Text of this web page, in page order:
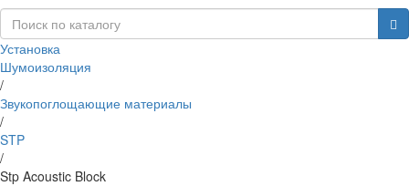
Установка
Шумоизоляция
/
Звукопоглощающие материалы
/
STP
/
Stp Acoustic Block